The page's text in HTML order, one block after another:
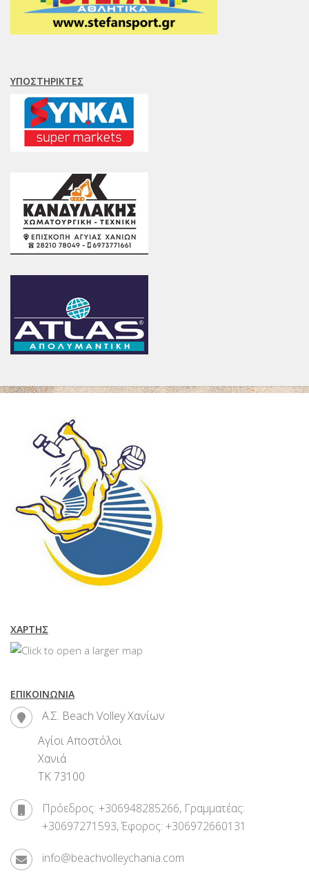
ΥΠΟΣΤΗΡΙΚΤΈΣ
ΧΆΡΤΗΣ
ΕΠΙΚΟΙΝΩΝΊΑ
Α.Σ. Beach Volley Χανίων
Αγίοι Αποστόλοι
Χανιά
ΤΚ 73100
Πρόεδρος: +306948285266, Γραμματέας:
+30697271593, Έφορος: +306972660131
info@beachvolleychania.com